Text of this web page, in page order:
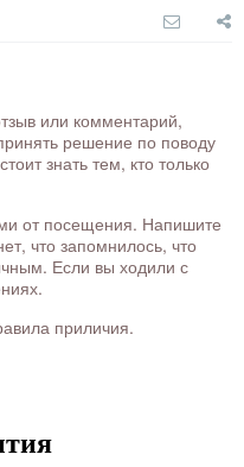
или комментарий,
решение по поводу
знать тем, кто только
от посещения. Напишите
что запомнилось, что
Если вы ходили с
приличия.